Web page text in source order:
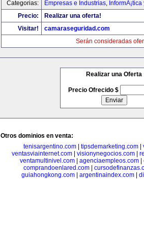
Categorias:
Empresas e Industrias,
Precio:
Realizar una oferta!
Visitar!
camaraseguridad.com
Serán consideradas
Realizar una Oferta
Precio Ofrecido $
Otros dominios en venta:
tenisargentino.com
tipsdemarketing.com
ventasviainternet.com
visionynegocios.com
ventamultinivel.com| agenciaempleos.com|
comprandoenlared.com|
guiahongkong.com| argentinaindex.com|